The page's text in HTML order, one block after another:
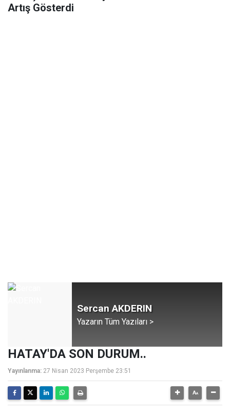
Artış Gösterdi
Sercan AKDERIN
Yazarın Tüm Yazıları >
HATAY'DA SON DURUM..
Yayınlanma: 27 Nisan 2023 Perşembe 23:51